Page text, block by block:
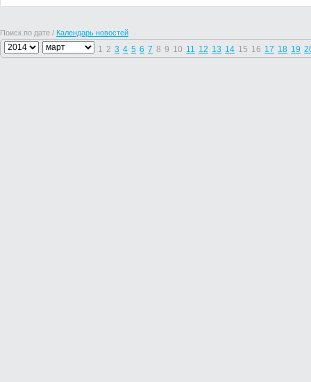
Поиск по дате / Календарь новостей
1 2 3 4 5 6 7 8 9 10 11 12 13 14 15 16 17 18 19